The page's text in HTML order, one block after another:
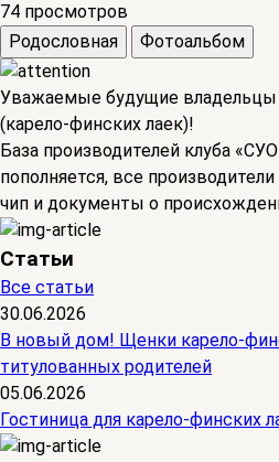
74 просмотров
Родословная
Фотоальбом
Уважаемые будущие
(карело-финских лаек)!
База производителей клуба
пополняется, все
чип и документы о
Статьи
Все статьи
30.06.2026
В новый дом! Щенки карело-
титулованных родителей
05.06.2026
Гостиница для карело-финских